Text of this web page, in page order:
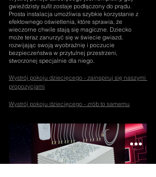
gwieździsty sufit zostaje podłączony do prądu.
Prosta instalacja umożliwia szybkie korzystanie z
efektownego oświetlenia, które sprawia, że
wieczorne chwile stają się magiczne. Dziecko
może teraz zanurzyć się w świecie gwiazd,
rozwijając swoją wyobraźnię i poczucie
bezpieczeństwa w przytulnej przestrzeni,
stworzonej specjalnie dla niego.
Wystrój pokoju dziecięcego - zainspiruj się naszymi
propozycjami
Wystrój pokoju dziecięcego - zrób to samemu